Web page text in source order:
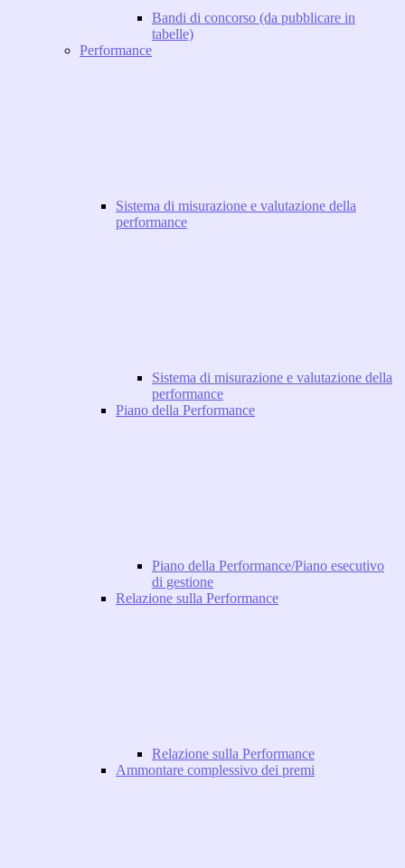
Bandi di concorso (da pubblicare in
tabelle)
Performance
Sistema di misurazione e valutazione della
performance
Sistema di misurazione e valutazione della
performance
Piano della Performance
Piano della Performance/Piano esecutivo
di gestione
Relazione sulla Performance
Relazione sulla Performance
Ammontare complessivo dei premi